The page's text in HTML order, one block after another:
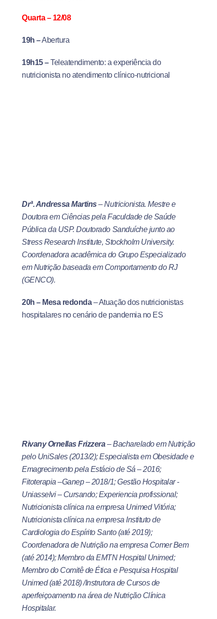
Quarta – 12/08
19h –Abertura
19h15 –Teleatendimento: a experiência do
nutricionista no atendimento clínico-nutricional
Drª. Andressa Martins – Nutricionista. Mestre e
Doutora em Ciências pela Faculdade de Saúde
Pública da USP. Doutorado Sanduíche junto ao
Stress Research Institute, Stockholm University.
Coordenadora acadêmica do Grupo Especializado
em Nutrição baseada em Comportamento do RJ
(GENCO).
20h – Mesa redonda– Atuação dos nutricionistas
hospitalares no cenário de pandemia no ES
Rivany Ornellas Frizzera– Bacharelado em Nutrição
pelo UniSales (2013/2); Especialista em Obesidade e
Emagrecimento pela Estácio de Sá – 2016;
Fitoterapia –Ganep – 2018/1; Gestão Hospitalar -
Uniasselvi – Cursando; Experiencia profissional;
Nutricionista clínica na empresa Unimed Vitória;
Nutricionista clínica na empresa Instituto de
Cardiologia do Espírito Santo (até 2019);
Coordenadora de Nutrição na empresa Comer Bem
(até 2014); Membro da EMTN Hospital Unimed;
Membro do Comitê de Ética e Pesquisa Hospital
Unimed (até 2018) /Instrutora de Cursos de
aperfeiçoamento na área de Nutrição Clínica
Hospitalar.